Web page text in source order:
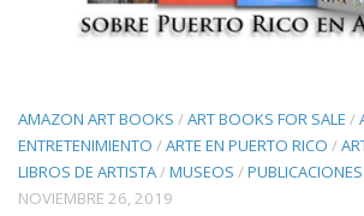
AMAZON ART BOOKS /ART BOOKS FOR SALE /
ENTRETENIMIENTO /ARTE EN PUERTO RICO /
LIBROS DE ARTISTA/MUSEOS /
NOVIEMBRE 26, 2019